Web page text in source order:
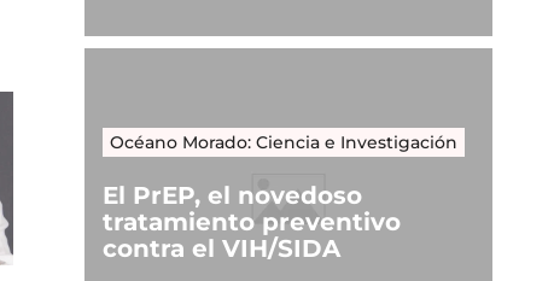
Océano Morado: Ciencia e Investigación
El PrEP, el novedoso
tratamiento preventivo
contra el VIH/SIDA